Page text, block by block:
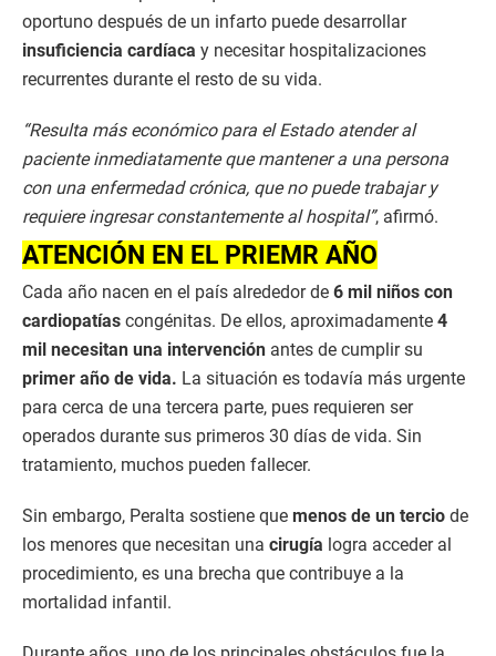
oportuno después de un infarto puede desarrollar
insuficiencia cardíaca y necesitar hospitalizaciones
recurrentes durante el resto de su vida.
“Resulta más económico para el Estado atender al
paciente inmediatamente que mantener a una persona
con una enfermedad crónica, que no puede trabajar y
requiere ingresar constantemente al hospital”, afirmó.
ATENCIÓN EN EL PRIEMR AÑO
Cada año nacen en el país alrededor de 6 mil niños con
cardiopatías congénitas. De ellos, aproximadamente 4
mil necesitan una intervención antes de cumplir su
primer año de vida. La situación es todavía más urgente
para cerca de una tercera parte, pues requieren ser
operados durante sus primeros 30 días de vida. Sin
tratamiento, muchos pueden fallecer.
Sin embargo, Peralta sostiene que menos de un tercio de
los menores que necesitan una cirugía logra acceder al
procedimiento, es una brecha que contribuye a la
mortalidad infantil.